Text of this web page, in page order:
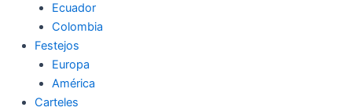
Ecuador
Colombia
Festejos
Europa
América
Carteles